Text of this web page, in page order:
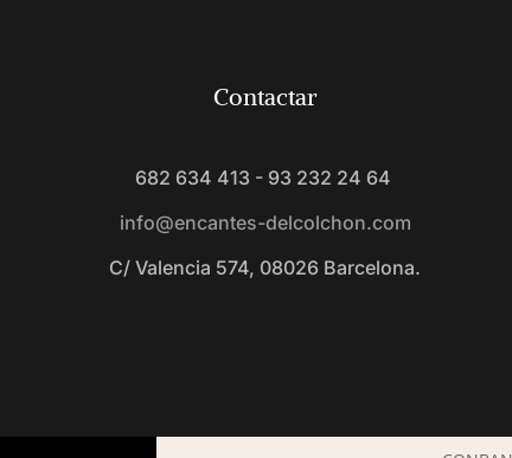
Contactar
682 634 413 - 93 232 24 64
info@encantes-delcolchon.com
C/ Valencia 574, 08026 Barcelona.